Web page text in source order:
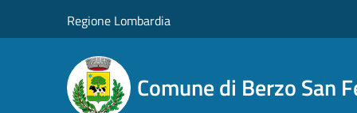
Regione Lombardia
Comune di Berzo San